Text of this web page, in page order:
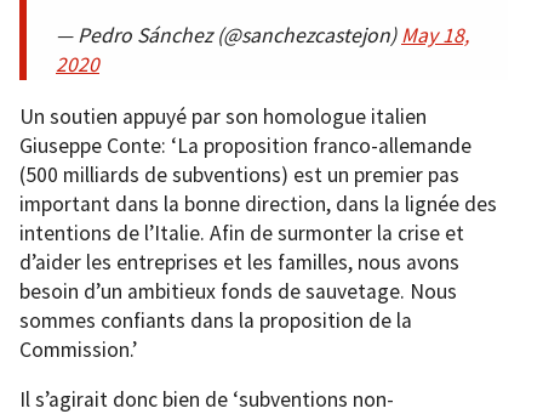
— Pedro Sánchez (@sanchezcastejon)May 18,
2020
Un soutien appuyé par son homologue italien
Giuseppe Conte: ‘La proposition franco-allemande
(500 milliards de subventions) est un premier pas
important dans la bonne direction, dans la lignée des
intentions de l’Italie. Afin de surmonter la crise et
d’aider les entreprises et les familles, nous avons
besoin d’un ambitieux fonds de sauvetage. Nous
sommes confiants dans la proposition de la
Commission.’
Il s’agirait donc bien de ‘subventions non-